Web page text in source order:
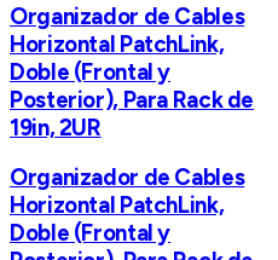
Organizador de Cables
Horizontal PatchLink,
Doble (Frontal y
Posterior), Para Rack de
19in, 2UR
Organizador de Cables
Horizontal PatchLink,
Doble (Frontal y